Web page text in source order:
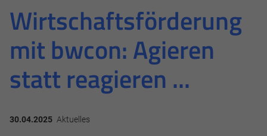
Wirtschaftsförderung
mit bwcon: Agieren
statt reagieren ...
30.04.2025 Aktuelles